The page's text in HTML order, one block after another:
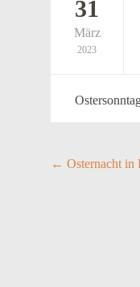
31
März
2023
Post
← Osternacht in